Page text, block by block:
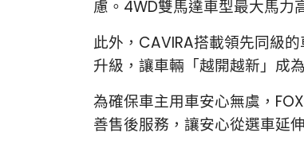
慮。4WD雙馬達車型最大馬
此外，CAVIRA搭載領先同級
升級，讓車輛「越開越新」成
為確保車主用車安心無虞，
善售後服務，讓安心從選車延